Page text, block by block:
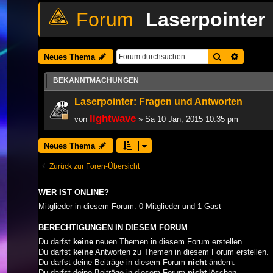
Laserpointer
Neues Thema Suche
BEKANNTMACHUNGEN
Laserpointer: Fragen und Antworten
von lightwave » Sa 10 Jan, 2015 10:35 pm
Neues Thema
Zurück zur Foren-Übersicht
WER IST ONLINE?
Mitglieder in diesem Forum: 0 Mitglieder und 1 Gast
BERECHTIGUNGEN IN DIESEM FORUM
Du darfst keine neuen Themen in diesem Forum erstellen.
Du darfst keine Antworten zu Themen in diesem Forum erstellen.
Du darfst deine Beiträge in diesem Forum nicht ändern.